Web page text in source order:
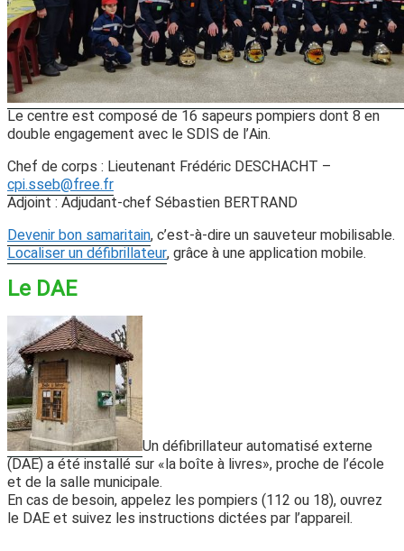
Le centre est composé de 16 sapeurs pompiers dont 8 en
double engagement avec le SDIS de l’Ain.
Chef de corps : Lieutenant Frédéric DESCHACHT –
cpi.sseb@free.fr
Adjoint : Adjudant-chef Sébastien BERTRAND
Devenir bon samaritain, c’est-à-dire un sauveteur mobilisable.
Localiser un défibrillateur, grâce à une application mobile.
Le DAE
Un défibrillateur automatisé externe
(DAE) a été installé sur «la boîte à livres», proche de l’école
et de la salle municipale.
En cas de besoin, appelez les pompiers (112 ou 18), ouvrez
le DAE et suivez les instructions dictées par l’appareil.